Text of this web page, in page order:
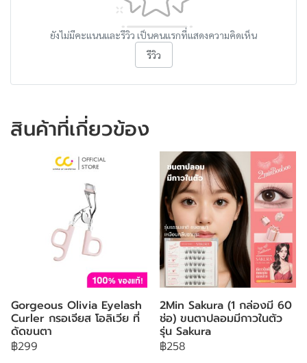
ยังไม่มีคะแนนและรีวิว เป็นคนแรกที่แสดงความคิดเห็น
รีวิว
สินค้าที่เกี่ยวข้อง
Gorgeous Olivia Eyelash
Curler กรอเจียส โอลิเวีย ที่
ดัดขนตา
฿299
2Min Sakura (1 กล่องมี 60
ช่อ) ขนตาปลอมมีกาวในตัว
รุ่น Sakura
฿258